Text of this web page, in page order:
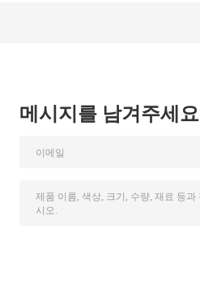
메시지를 남겨주세요